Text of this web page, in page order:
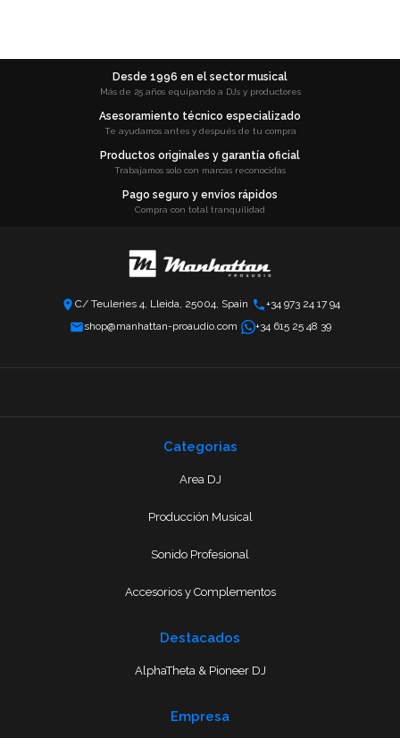
Desde 1996 en el sector musical
Más de 25 años equipando a DJs y productores
Asesoramiento técnico especializado
Te ayudamos antes y después de tu compra
Productos originales y garantía oficial
Trabajamos solo con marcas reconocidas
Pago seguro y envíos rápidos
Compra con total tranquilidad
C/ Teuleries 4, Lleida, 25004, Spain
+34 973 24 17 94
shop@manhattan-proaudio.com
+34 615 25 48 39
Categorias
Area DJ
Producción Musical
Sonido Profesional
Accesorios y Complementos
Destacados
AlphaTheta & Pioneer DJ
Empresa